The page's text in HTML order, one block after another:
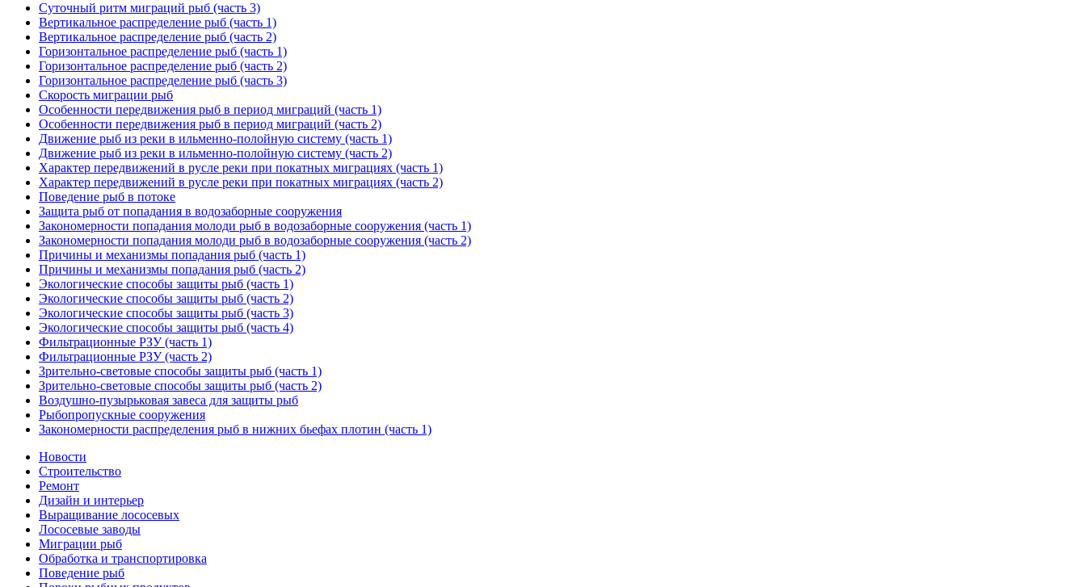
Суточный ритм миграций рыб (часть 3)
Вертикальное распределение рыб (часть 1)
Вертикальное распределение рыб (часть 2)
Горизонтальное распределение рыб (часть 1)
Горизонтальное распределение рыб (часть 2)
Горизонтальное распределение рыб (часть 3)
Скорость миграции рыб
Особенности передвижения рыб в период миграций (часть 1)
Особенности передвижения рыб в период миграций (часть 2)
Движение рыб из реки в ильменно-полойную систему (часть 1)
Движение рыб из реки в ильменно-полойную систему (часть 2)
Характер передвижений в русле реки при покатных миграциях (часть 1)
Характер передвижений в русле реки при покатных миграциях (часть 2)
Поведение рыб в потоке
Защита рыб от попадания в водозаборные сооружения
Закономерности попадания молоди рыб в водозаборные сооружения (часть 1)
Закономерности попадания молоди рыб в водозаборные сооружения (часть 2)
Причины и механизмы попадания рыб (часть 1)
Причины и механизмы попадания рыб (часть 2)
Экологические способы защиты рыб (часть 1)
Экологические способы защиты рыб (часть 2)
Экологические способы защиты рыб (часть 3)
Экологические способы защиты рыб (часть 4)
Фильтрационные РЗУ (часть 1)
Фильтрационные РЗУ (часть 2)
Зрительно-световые способы защиты рыб (часть 1)
Зрительно-световые способы защиты рыб (часть 2)
Воздушно-пузырьковая завеса для защиты рыб
Рыбопропускные сооружения
Закономерности распределения рыб в нижних бьефах плотин (часть 1)
Новости
Строительство
Ремонт
Дизайн и интерьер
Выращивание лососевых
Лососевые заводы
Миграции рыб
Обработка и транспортировка
Поведение рыб